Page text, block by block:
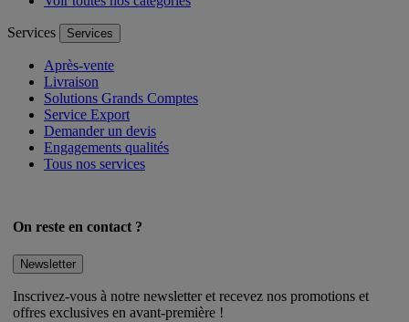
Services Services
Après-vente
Livraison
Solutions Grands Comptes
Service Export
Demander un devis
Engagements qualités
Tous nos services
On reste en contact ?
Newsletter
Inscrivez-vous à notre newsletter et recevez nos promotions et
offres exclusives en avant-première !